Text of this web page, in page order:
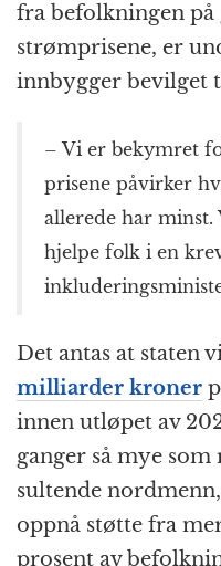
fra befolkningen på
strømprisene, er
innbygger bevilget
– Vi er bekymret
prisene påvirker
allerede har
hjelpe folk i en
Det antas at staten
milliarder kroner
innen utløpet av
ganger så mye
sultende
oppnå støtte fra
prosent av